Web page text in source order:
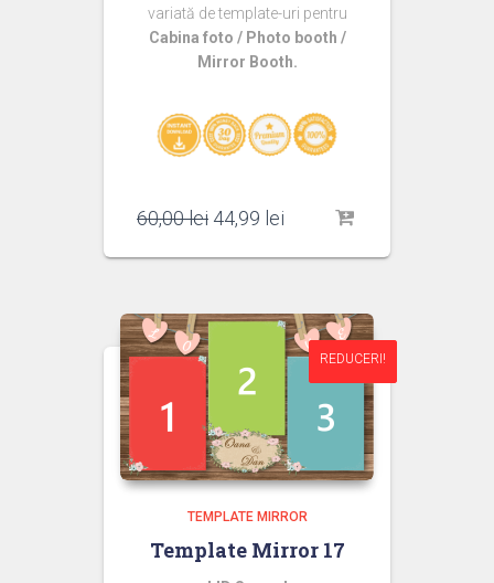
variată de template-uri pentru
Cabina foto / Photo booth /
Mirror Booth.
60,00lei Prețul
a
60,00 lei.
44,99 lei
este:
REDUCERI!
REDUCERI!
TEMPLATE MIRROR
Template Mirror 17